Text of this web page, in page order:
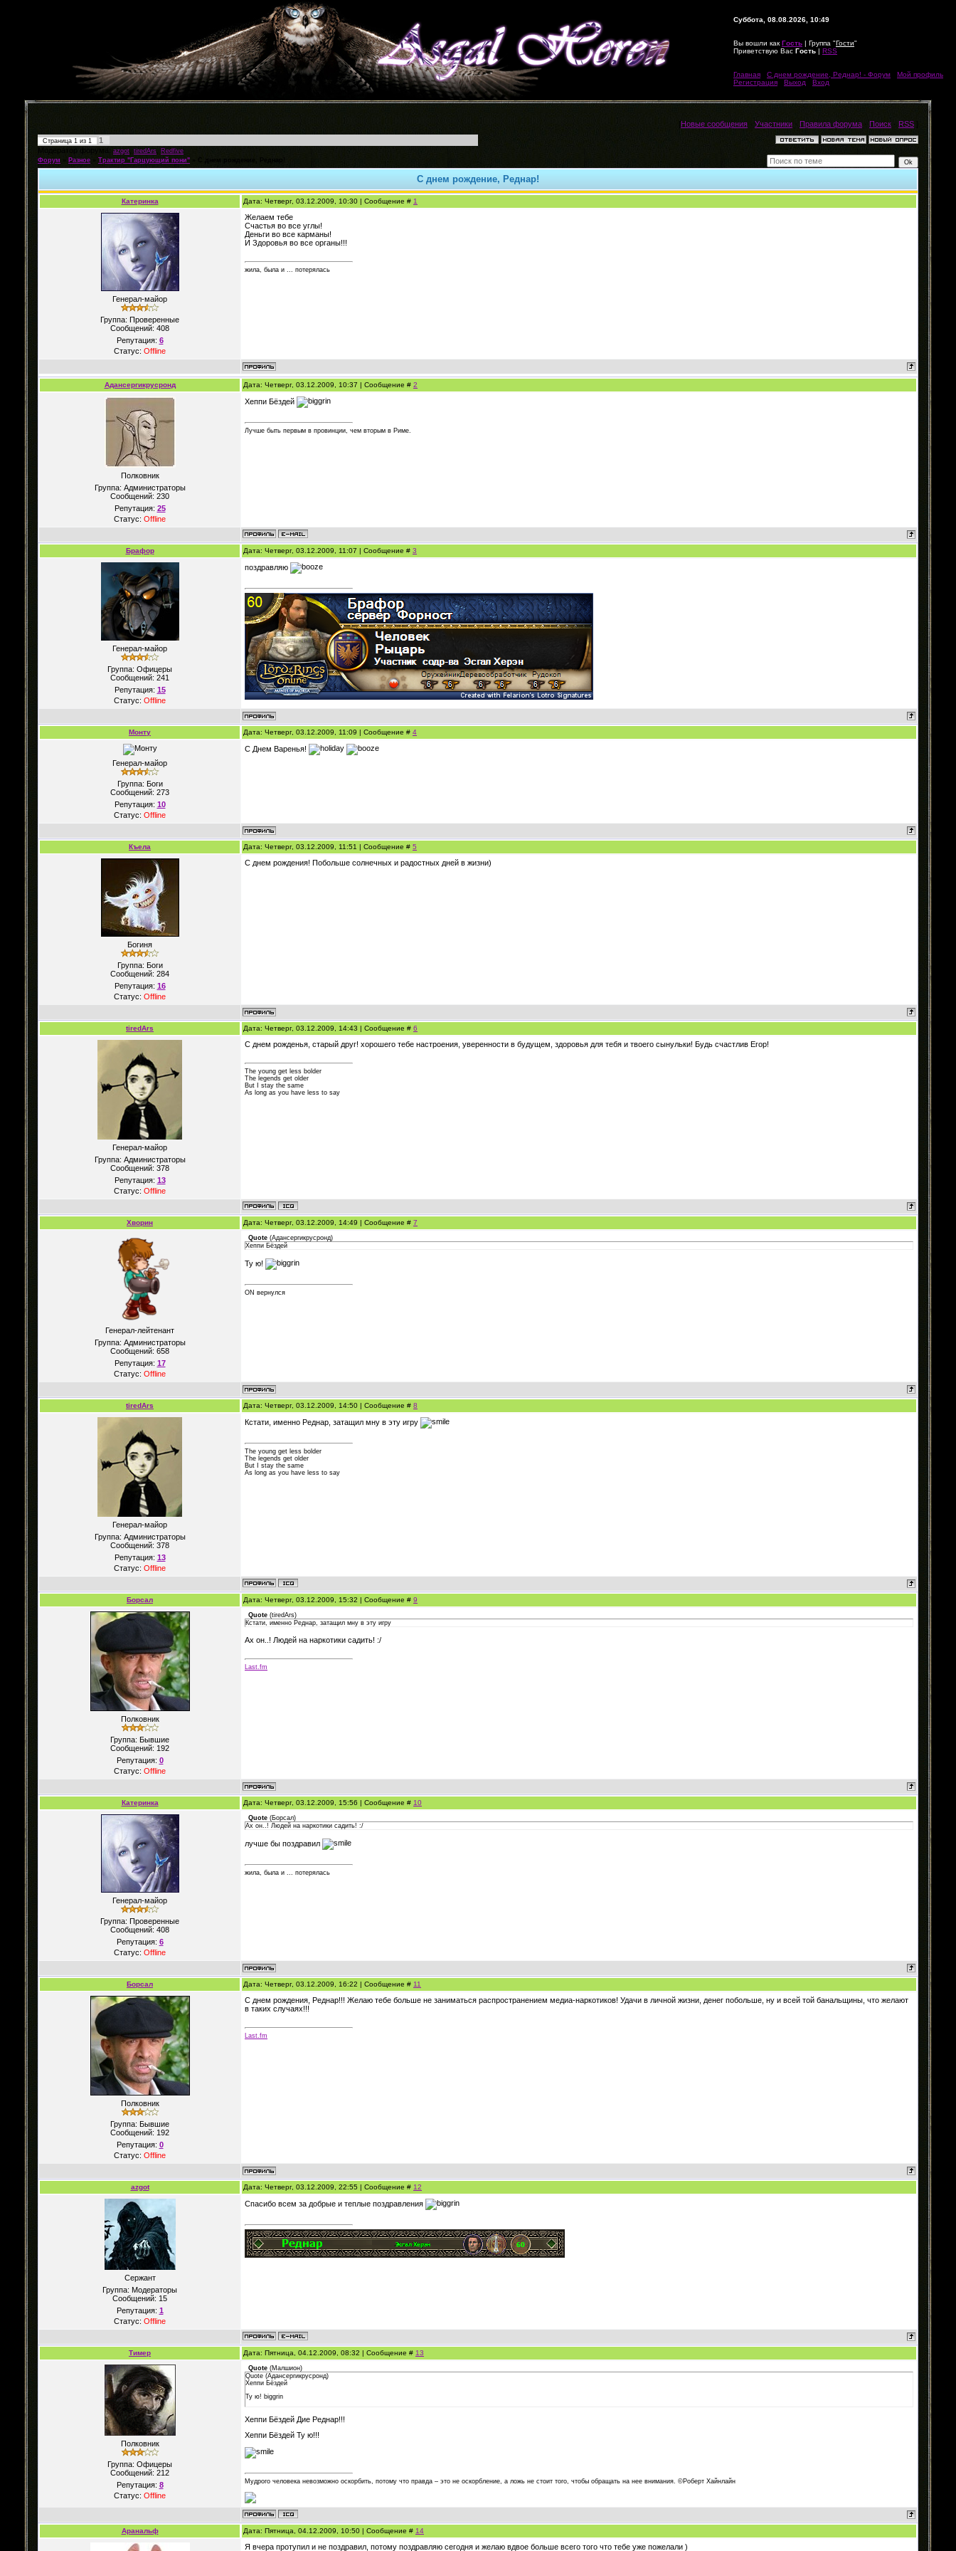
Суббота, 08.08.2026, 10:49
Вы вошли как Гость | Группа "Гости"
Приветствую Вас Гость | RSS
Главная С днем рождение, Реднар! - Форум Мой профиль
Регистрация
Выход Вход
Новые сообщения Участники Правила форума Поиск RSS
Страница 1 из 1
1
Модератор форума: azgot tiredArs
Redfive
Форум
Разное Трактир "Гарцующий пони"
С днем рождение, Реднар!
Катеринка Дата: Четверг, 03.12.2009, 10:30 | Сообщение # 1
Генерал-майор
Группа: Проверенные
Сообщений: 408
Репутация: 6
Статус: Offline
Желаем тебе
Счастья во все углы!
Деньги во все карманы!
И Здоровья во все органы!!!
жила, была и ... потерялась
Адансергикрусронд Дата: Четверг, 03.12.2009, 10:37 | Сообщение # 2
Полковник
Группа: Администраторы
Сообщений: 230
Репутация: 25
Статус: Offline
Хеппи Бёздей
Лучше быть первым в провинции, чем вторым в Риме.
Брафор Дата: Четверг, 03.12.2009, 11:07 | Сообщение # 3
Генерал-майор
Группа: Офицеры
Сообщений: 241
Репутация: 15
Статус: Offline
поздравляю
Монту Дата: Четверг, 03.12.2009, 11:09 | Сообщение # 4
Генерал-майор
Группа: Боги
Сообщений: 273
Репутация: 10
Статус: Offline
С Днем Варенья!
Къела Дата: Четверг, 03.12.2009, 11:51 | Сообщение # 5
Богиня
Группа: Боги
Сообщений: 284
Репутация: 16
Статус: Offline
С днем рождения! Побольше солнечных и радостных дней в жизни)
tiredArs Дата: Четверг, 03.12.2009, 14:43 | Сообщение # 6
Генерал-майор
Группа: Администраторы
Сообщений: 378
Репутация: 13
Статус: Offline
С днем рожденья, старый друг! хорошего тебе настроения, уверенности в будущем, здоровья для тебя и твоего сынульки! Будь счастлив Егор!
The young get less bolder
The legends get older
But I stay the same
As long as you have less to say
Хворин Дата: Четверг, 03.12.2009, 14:49 | Сообщение # 7
Генерал-лейтенант
Группа: Администраторы
Сообщений: 658
Репутация: 17
Статус: Offline
Quote (Адансергикрусронд)
Хеппи Бёздей
Ту ю!
ON вернулся
tiredArs Дата: Четверг, 03.12.2009, 14:50 | Сообщение # 8
Генерал-майор
Группа: Администраторы
Сообщений: 378
Репутация: 13
Статус: Offline
Кстати, именно Реднар, затащил мну в эту игру
The young get less bolder
The legends get older
But I stay the same
As long as you have less to say
Борсал Дата: Четверг, 03.12.2009, 15:32 | Сообщение # 9
Полковник
Группа: Бывшие
Сообщений: 192
Репутация: 0
Статус: Offline
Quote (tiredArs)
Кстати, именно Реднар, затащил мну в эту игру
Ах он..! Людей на наркотики садить! :/
Last.fm
Катеринка Дата: Четверг, 03.12.2009, 15:56 | Сообщение # 10
Генерал-майор
Группа: Проверенные
Сообщений: 408
Репутация: 6
Статус: Offline
Quote (Борсал)
Ах он..! Людей на наркотики садить! :/
лучше бы поздравил
жила, была и ... потерялась
Борсал Дата: Четверг, 03.12.2009, 16:22 | Сообщение # 11
Полковник
Группа: Бывшие
Сообщений: 192
Репутация: 0
Статус: Offline
С днем рождения, Реднар!!! Желаю тебе больше не заниматься распространением медиа-наркотиков! Удачи в личной жизни, денег побольше, ну и всей той банальщины, что желают
в таких случаях!!!
Last.fm
azgot Дата: Четверг, 03.12.2009, 22:55 | Сообщение # 12
Сержант
Группа: Модераторы
Сообщений: 15
Репутация: 1
Статус: Offline
Спасибо всем за добрые и теплые поздравления
Тимер Дата: Пятница, 04.12.2009, 08:32 | Сообщение # 13
Полковник
Группа: Офицеры
Сообщений: 212
Репутация: 8
Статус: Offline
Quote (Малшион)
Quote (Адансергикрусронд)
Хеппи Бёздей
Ту ю! biggrin
Хеппи Бёздей Дие Реднар!!!
Хеппи Бёздей Ту ю!!!
Мудрого человека невозможно оскорбить, потому что правда – это не оскорбление, а ложь не стоит того, чтобы обращать на нее внимания. ©Роберт Хайнлайн
Аранальф Дата: Пятница, 04.12.2009, 10:50 | Сообщение # 14
Я вчера протупил и не поздравил, потому поздравляю сегодня и желаю вдвое больше всего того что тебе уже пожелали )